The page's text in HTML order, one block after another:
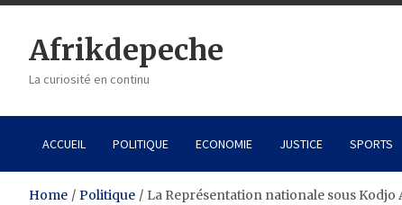
Afrikdepeche
La curiosité en continu
ACCUEIL POLITIQUE ECONOMIE JUSTICE SPORTS
Home Politique La Représentation nationale sous Kodjo